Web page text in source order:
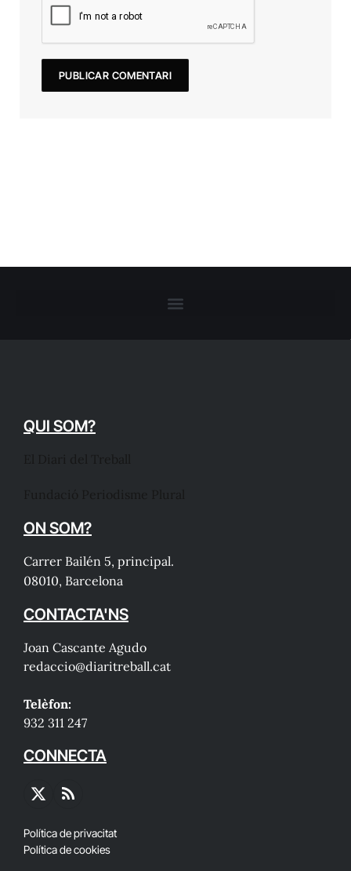
QUI SOM?
ON SOM?
Carrer Bailén 5, principal.
08010, Barcelona
CONTACTA'NS
Joan Cascante Agudo
redaccio@diaritreball.cat
Telèfon:
932 311 247
CONNECTA
X
RSS
Política de privacitat
Política de cookies